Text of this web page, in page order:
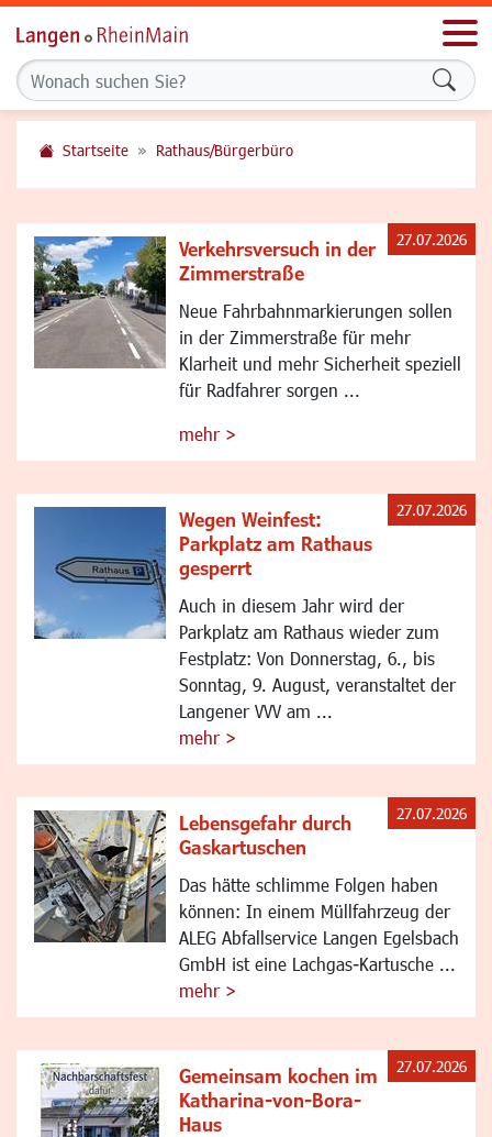
Startseite Rathaus/Bürgerbüro
Verkehrsversuch in der
Zimmerstraße
Neue Fahrbahnmarkierungen sollen
in der Zimmerstraße für mehr
Klarheit und mehr Sicherheit speziell
für Radfahrer sorgen ...
mehr >
27.07.2026
Wegen Weinfest:
Parkplatz am Rathaus
gesperrt
Auch in diesem Jahr wird der
Parkplatz am Rathaus wieder zum
Festplatz: Von Donnerstag, 6., bis
Sonntag, 9. August, veranstaltet der
Langener VVV am ...
mehr >
27.07.2026
Lebensgefahr durch
Gaskartuschen
Das hätte schlimme Folgen haben
können: In einem Müllfahrzeug der
ALEG Abfallservice Langen Egelsbach
GmbH ist eine Lachgas-Kartusche ...
mehr >
27.07.2026
Gemeinsam kochen im
Katharina-von-Bora-
Haus
27.07.2026